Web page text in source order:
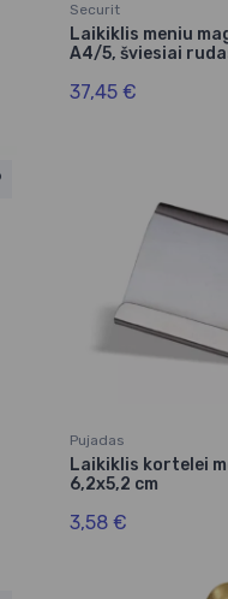
Securit
Laikiklis meniu
A4/5, šviesiai
37,45 €
Pujadas
Laikiklis kortelei
6,2x5,2 cm
3,58 €